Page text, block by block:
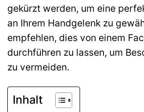
gekürzt werden, um eine
an Ihrem Handgelenk zu
empfehlen, dies von einem
durchführen zu lassen, um
zu vermeiden.
Inhalt